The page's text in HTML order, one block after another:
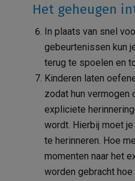
Het geheugen
In plaats van snel
gebeurtenissen kun
terug te spoelen en
Kinderen laten
zodat hun vermogen
expliciete
wordt. Hierbij moet
te herinneren. Hoe
momenten naar het
worden gebracht